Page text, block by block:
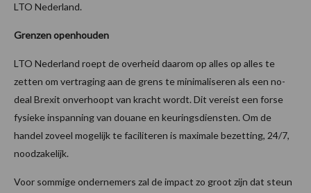
LTO Nederland.
Grenzen openhouden
LTO Nederland roept de overheid daarom op alles op alles te
zetten om vertraging aan de grens te minimaliseren als een no-
deal Brexit onverhoopt van kracht wordt. Dit vereist een forse
fysieke inspanning van douane en keuringsdiensten. Om de
handel zoveel mogelijk te faciliteren is maximale bezetting, 24/7,
noodzakelijk.
Voor sommige ondernemers zal de impact zo groot zijn dat steun